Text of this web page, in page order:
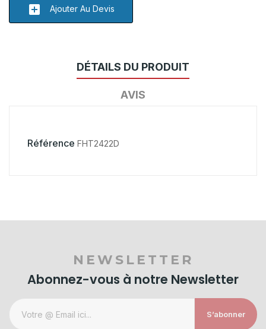
add_box Ajouter Au Devis
DÉTAILS DU PRODUIT
AVIS
Référence FHT2422D
NEWSLETTER
Abonnez-vous à notre Newsletter
S’abonner